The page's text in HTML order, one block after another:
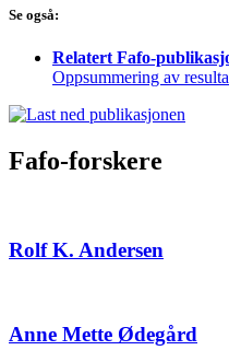
Se også:
Relatert Fafo-
Oppsummering av
Fafo-forskere
Rolf K. Andersen
Anne Mette Ødegård